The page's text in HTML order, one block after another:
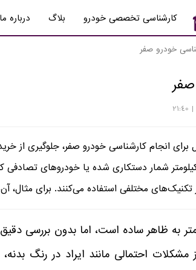
کارشناسی تخصصی خودرو بلاگ درباره ما
خودرو صفر
برای انجام کارشناسی خودرو صفر، جلوگیری از
شمار دستکاری شده یا خودروهای
تکنیک‌های مختلفی استفاده می‌کنند. برای مثال،
به ظاهر ساده است، اما بدون بررسی
مشکلات احتمالی مانند ایراد در رنگ